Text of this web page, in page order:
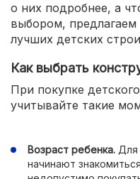
о них подробнее, а
выбором, предлагаем
лучших детских
Как выбрать
При покупке
учитывайте такие
Возраст ребенка. Для
начинают